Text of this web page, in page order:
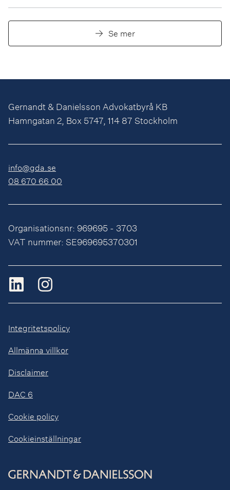
Se mer
Gernandt & Danielsson Advokatbyrå KB
Hamngatan 2, Box 5747, 114 87 Stockholm
info@gda.se
08 670 66 00
Organisationsnr: 969695 - 3703
VAT nummer: SE969695370301
Integritetspolicy
Allmänna villkor
Disclaimer
DAC 6
Cookie policy
Cookieinställningar